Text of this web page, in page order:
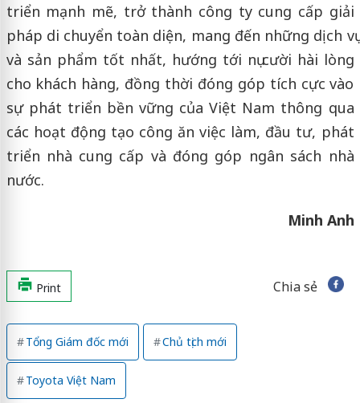
triển mạnh mẽ, trở thành công ty cung cấp giải
pháp di chuyển toàn diện, mang đến những dịch vụ
và sản phẩm tốt nhất, hướng tới nụ cười hài lòng
cho khách hàng, đồng thời đóng góp tích cực vào
sự phát triển bền vững của Việt Nam thông qua
các hoạt động tạo công ăn việc làm, đầu tư, phát
triển nhà cung cấp và đóng góp ngân sách nhà
nước.
Minh Anh
Print Chia sẻ
Tổng Giám đốc mới Chủ tịch mới
Toyota Việt Nam